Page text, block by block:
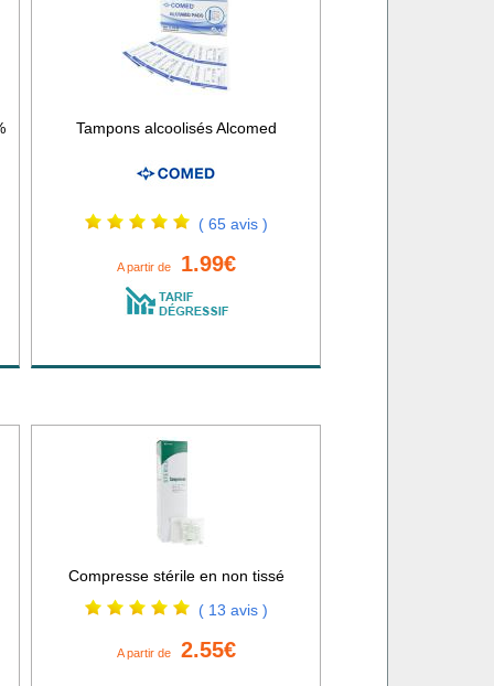
Tampons alcoolisés Alcomed
( 65 avis )
A partir de 1.99€
Compresse stérile en non tissé
( 13 avis )
A partir de 2.55€